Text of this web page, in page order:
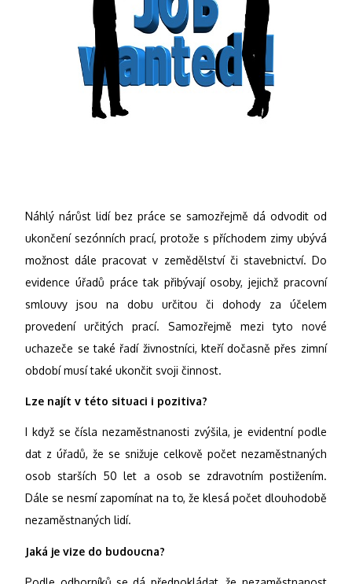
Náhlý nárůst lidí bez práce se samozřejmě dá odvodit od
ukončení sezónních prací, protože s příchodem zimy ubývá
možnost dále pracovat v zemědělství či stavebnictví. Do
evidence úřadů práce tak přibývají osoby, jejichž pracovní
smlouvy jsou na dobu určitou či dohody za účelem
provedení určitých prací. Samozřejmě mezi tyto nové
uchazeče se také řadí živnostníci, kteří dočasně přes zimní
období musí také ukončit svoji činnost.
Lze najít v této situaci i pozitiva?
I když se čísla nezaměstnanosti zvýšila, je evidentní podle
dat z úřadů, že se snižuje celkově počet nezaměstnaných
osob starších 50 let a osob se zdravotním postižením.
Dále se nesmí zapomínat na to, že klesá počet dlouhodobě
nezaměstnaných lidí.
Jaká je vize do budoucna?